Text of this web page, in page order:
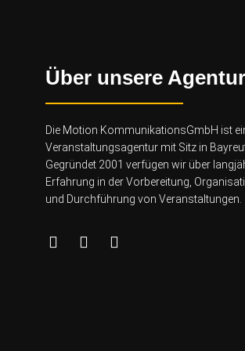
Über unsere Agentur
Die Motion KommunikationsGmbH ist
Veranstaltungsagentur mit Sitz in
Gegründet 2001 verfügen wir über lang
Erfahrung in der Vorbereitung,
und Durchführung von Veranstaltungen.